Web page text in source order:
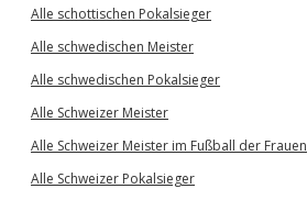
Alle schottischen Pokalsieger
Alle schwedischen Meister
Alle schwedischen Pokalsieger
Alle Schweizer Meister
Alle Schweizer Meister im Fußball der Frauen
Alle Schweizer Pokalsieger